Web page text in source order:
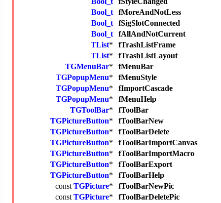
Bool_t
fMoreAndNotLess
Bool_t
fSigSlotConnected
Bool_t
fAllAndNotCurrent
TList*
fTrashListFrame
TList*
fTrashListLayout
TGMenuBar*
fMenuBar
TGPopupMenu*
fMenuStyle
TGPopupMenu*
fImportCascade
TGPopupMenu*
fMenuHelp
TGToolBar*
fToolBar
TGPictureButton*
fToolBarNew
TGPictureButton*
fToolBarDelete
TGPictureButton*
fToolBarImportCanvas
TGPictureButton*
fToolBarImportMacro
TGPictureButton*
fToolBarExport
TGPictureButton*
fToolBarHelp
const TGPicture*
fToolBarNewPic
const TGPicture*
fToolBarDeletePic